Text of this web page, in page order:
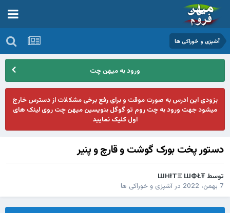
آشپزی و خوراکی ها
ورود به میهن چت
بزودی این ادرس به صورت موقت و برای رفع برخی مشکلات از دسترس خارج
میشود جهت ورود به چت روم تو گوگل بنویسین میهن چت روی لینک های
اول کلیک نمایید
دستور پخت بورک گوشت و قارچ و پنیر
توسط ШHłTΞ ШФŁŦ
7 بهمن، 2022
در آشپزی و خوراکی ها